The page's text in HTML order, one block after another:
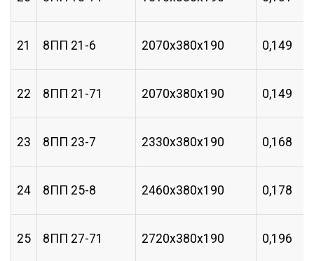
21 8ПП 21-6 2070х380х190 0,149
22 8ПП 21-71 2070х380х190 0,149
23 8ПП 23-7 2330х380х190 0,168
24 8ПП 25-8 2460х380х190 0,178
25 8ПП 27-71 2720х380х190 0,196